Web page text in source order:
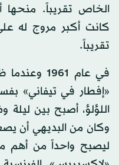
الخاص تقريباً. منحها
تقريباً.
في عام
«إفطار في تيفاني»
اللؤلؤ، أصبح بين ليلة
وكان من البديهي أن
ليصبح واحداً من أهم